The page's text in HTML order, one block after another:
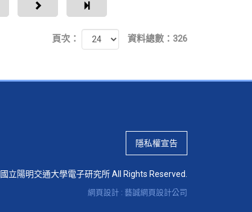
頁次： 資料總數：326
隱私權宣告
立陽明交通大學電子研究所 All Rights Reserved.
網頁設計 : 藝誠網頁設計公司